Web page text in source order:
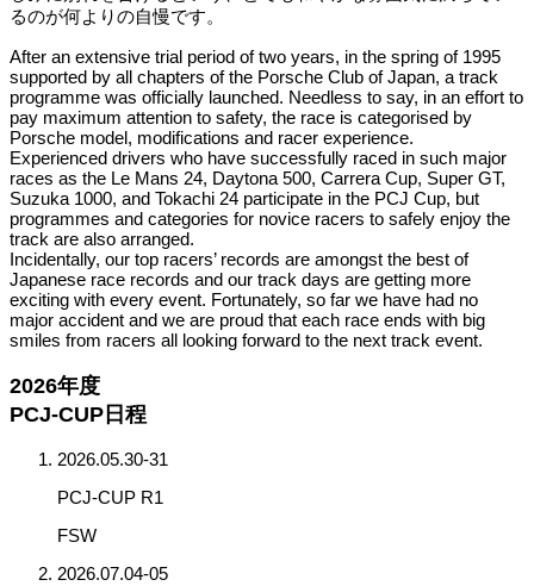
るのが何よりの自慢です。
After an extensive trial period of two years, in the spring of 1995
supported by all chapters of the Porsche Club of Japan, a track
programme was officially launched. Needless to say, in an effort to
pay maximum attention to safety, the race is categorised by
Porsche model, modifications and racer experience.
Experienced drivers who have successfully raced in such major
races as the Le Mans 24, Daytona 500, Carrera Cup, Super GT,
Suzuka 1000, and Tokachi 24 participate in the PCJ Cup, but
programmes and categories for novice racers to safely enjoy the
track are also arranged.
Incidentally, our top racers’ records are amongst the best of
Japanese race records and our track days are getting more
exciting with every event. Fortunately, so far we have had no
major accident and we are proud that each race ends with big
smiles from racers all looking forward to the next track event.
2026年度
PCJ-CUP日程
2026.05.30-31
PCJ-CUP R1
FSW
2026.07.04-05